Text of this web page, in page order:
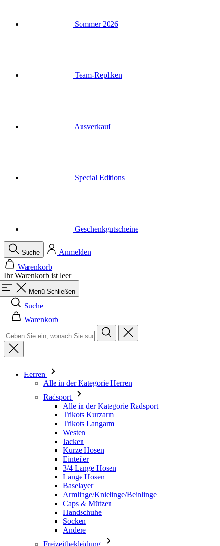
Ihr Warenkorb ist leer
Menü Schließen
Suche
Warenkorb
Herren
Alle in der Kategorie Herren
Trikots Langarm
Westen
Jacken
Kurze Hosen
Einteiler
3/4 Lange Hosen
Lange Hosen
Baselayer
Armlinge/Knielinge/Beinlinge
Caps & Mützen
Handschuhe
Socken
Andere
Freizeitbekleidung
Alle in der Kategorie Freizeitbekleidung
T-Shirts
Sweatshirt
Caps & Mützen